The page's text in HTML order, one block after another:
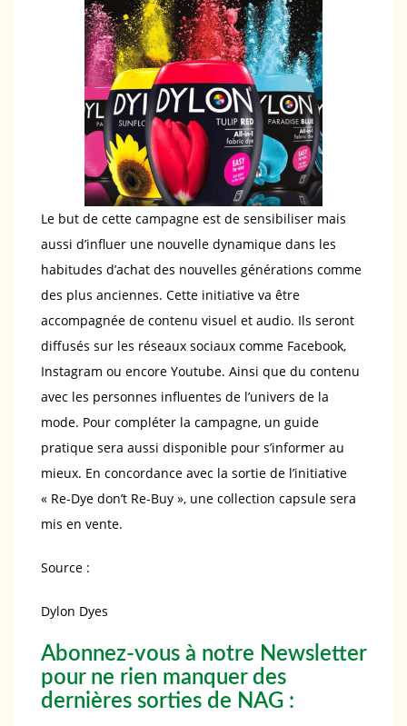
Le but de cette campagne est de sensibiliser mais
aussi d’influer une nouvelle dynamique dans les
habitudes d’achat des nouvelles générations comme
des plus anciennes. Cette initiative va être
accompagnée de contenu visuel et audio. Ils seront
diffusés sur les réseaux sociaux comme Facebook,
Instagram ou encore Youtube. Ainsi que du contenu
avec les personnes influentes de l’univers de la
mode. Pour compléter la campagne, un guide
pratique sera aussi disponible pour s’informer au
mieux. En concordance avec la sortie de l’initiative
« Re-Dye don’t Re-Buy », une collection capsule sera
mis en vente.
Source :
Dylon Dyes
Abonnez-vous à notre Newsletter
pour ne rien manquer des
dernières sorties de NAG :